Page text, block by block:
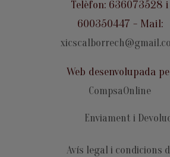
Telèfon: 636073528 i
600350447 - Mail:
Web desenvolupada
CompsaOnline
Enviament i
Avís legal i condicions